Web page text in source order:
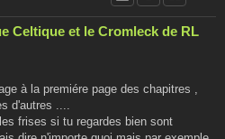
Celtique et le Cromleck de RL
à la premiére page des chapitres ,
d'autres ....
frises si tu regardes bien sont